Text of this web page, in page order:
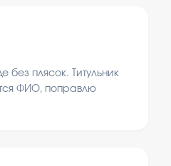
без плясок. Титульник
ФИО, поправлю